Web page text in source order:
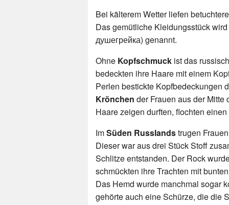
Bei kälterem Wetter liefen
Das gemütliche Kleidungsstück
душегрейка) genannt.
Ohne Kopfschmuck ist das
bedeckten ihre Haare mit einem
Perlen bestickte Kopfbedeckungen
Krönchen der Frauen aus der
Haare zeigen durften, flochten
ImSüden Russlandstrugen
Dieser war aus drei Stück Stoff
Schlitze entstanden. Der Rock
schmückten ihre Trachten mit
Das Hemd wurde manchmal sogar
gehörte auch eine Schürze, die die